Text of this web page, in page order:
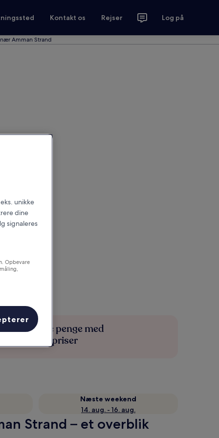
Kontakt os Rejser Log på
Amman Strand
Spar flere penge med
medlemspriser
Næste weekend
14. aug. - 16. aug.
Strand – et overblik
unikke
dine
signaleres
Opbevare